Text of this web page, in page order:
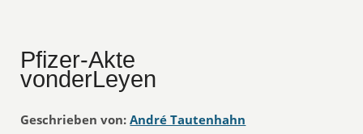
Pfizer-Akte
vonderLeyen
Geschrieben von: André Tautenhahn